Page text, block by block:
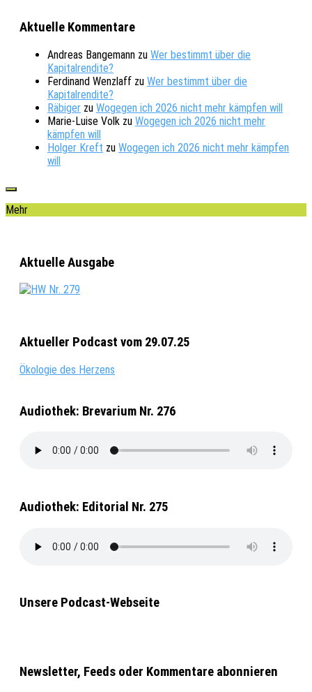
Aktuelle Kommentare
Andreas Bangemann zu Wer bestimmt über die
Kapitalrendite?
Ferdinand Wenzlaff zu Wer bestimmt über die
Kapitalrendite?
Räbiger zu Wogegen ich 2026 nicht mehr kämpfen will
Marie-Luise Volk zu Wogegen ich 2026 nicht mehr
kämpfen will
Holger Kreft zu Wogegen ich 2026 nicht mehr kämpfen
will
Mehr
Aktuelle Ausgabe
Aktueller Podcast vom 29.07.25
Ökologie des Herzens
Audiothek: Brevarium Nr. 276
Audiothek: Editorial Nr. 275
Unsere Podcast-Webseite
Newsletter, Feeds oder Kommentare abonnieren